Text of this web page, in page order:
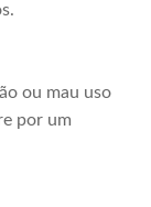
ou mau uso
por um